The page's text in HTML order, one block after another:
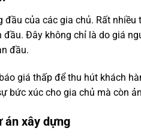
của các gia chủ. Rất
Đây không chỉ là do giá
đầu.
giá thấp để thu hút khách
bức xúc cho gia chủ mà còn
án xây dựng